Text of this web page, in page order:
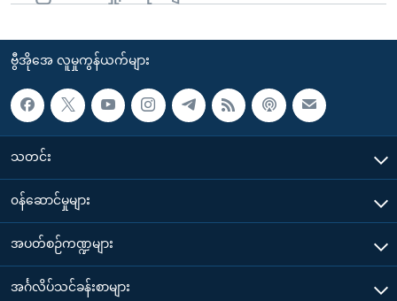
ဗွီအိုအေ လူမှုကွန်ယက်များ
သတင်း
၀န်ဆောင်မှုများ
အပတ်စဉ်ကဏ္ဍများ
အင်္ဂလိပ်သင်ခန်းစာများ